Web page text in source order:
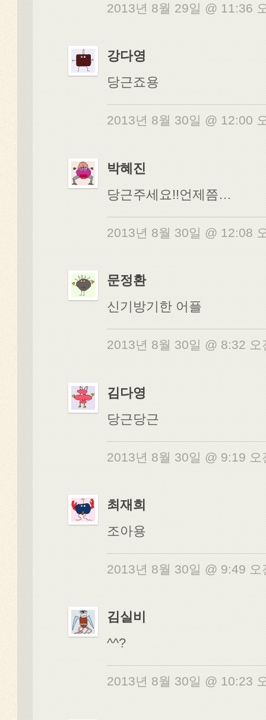
2013년 8월 29일 @ 11:36
강다영
당근죠용
2013년 8월 30일 @ 12:00
박혜진
당근주세요!!언제쯤…
2013년 8월 30일 @ 12:08
문정환
신기방기한 어플
2013년 8월 30일 @ 8:32
김다영
당근당근
2013년 8월 30일 @ 9:19
최재희
조아용
2013년 8월 30일 @ 9:49
김실비
^^?
2013년 8월 30일 @ 10:23